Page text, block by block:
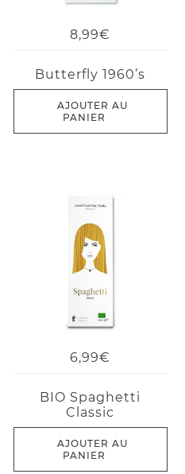
8,99€
Butterfly 1960’s
AJOUTER AU
PANIER
6,99€
BIO Spaghetti
Classic
AJOUTER AU
PANIER